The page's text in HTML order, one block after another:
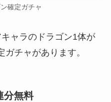
確定ガチャ
ャラのドラゴン1体が
チャがあります。
分無料